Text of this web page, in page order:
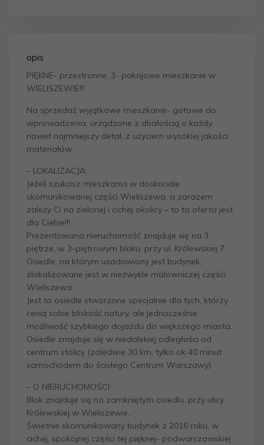
opis
PIĘKNE- przestronne, 3- pokojowe mieszkanie w
WIELISZEWIE!!!
Na sprzedaż wyjątkowe mieszkanie- gotowe do
wprowadzenia, urządzone z dbałością o każdy,
nawet najmniejszy detal, z użyciem wysokiej jakości
materiałów.
– LOKALIZACJA:
Jeżeli szukasz mieszkania w doskonale
skomunikowanej części Wieliszewa, a zarazem
zależy Ci na zielonej i cichej okolicy – to ta oferta jest
dla Ciebie!!!
Prezentowana nieruchomość znajduje się na 3
piętrze, w 3-piętrowym bloku, przy ul. Królewskiej 7.
Osiedle, na którym usadowiony jest budynek,
zlokalizowane jest w niezwykle malowniczej części
Wieliszewa.
Jest to osiedle stworzone specjalnie dla tych, którzy
cenią sobie bliskość natury, ale jednocześnie
możliwość szybkiego dojazdu do większego miasta.
Osiedle znajduje się w niedalekiej odległości od
centrum stolicy (zaledwie 30 km, tylko ok 40 minut
samochodem do ścisłego Centrum Warszawy).
– O NIERUCHOMOŚCI:
Blok znajduje się na zamkniętym osiedlu, przy ulicy
Królewskiej w Wieliszewie..
Świetnie skomunikowany budynek z 2016 roku, w
cichej, spokojnej części tej pięknej- podwarszawskiej